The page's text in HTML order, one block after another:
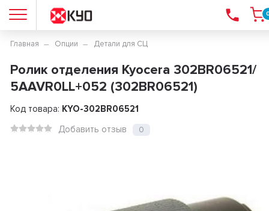
Главная Опции Детали для СЦ
Ролик отделения Kyocera 302BR06521/
5AAVR0LL+052 (302BR06521)
Код товара: KYO-302BR06521
Добавить отзыв
0